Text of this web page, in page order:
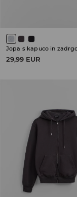
Jopa s kapuco in
29,99 EUR